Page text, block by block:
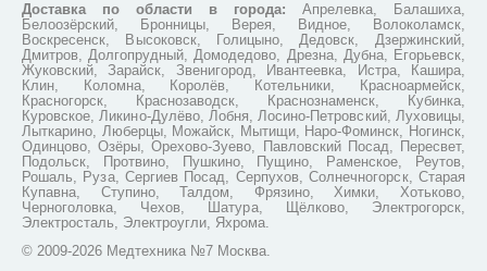
Доставка по области в города: Апрелевка, Балашиха,
Белоозёрский, Бронницы, Верея, Видное, Волоколамск,
Воскресенск, Высоковск, Голицыно, Дедовск, Дзержинский,
Дмитров, Долгопрудный, Домодедово, Дрезна, Дубна, Егорьевск,
Жуковский, Зарайск, Звенигород, Ивантеевка, Истра, Кашира,
Клин, Коломна, Королёв, Котельники, Красноармейск,
Красногорск, Краснозаводск, Краснознаменск, Кубинка,
Куровское, Ликино-Дулёво, Лобня, Лосино-Петровский, Луховицы,
Лыткарино, Люберцы, Можайск, Мытищи, Наро-Фоминск, Ногинск,
Одинцово, Озёры, Орехово-Зуево, Павловский Посад, Пересвет,
Подольск, Протвино, Пушкино, Пущино, Раменское, Реутов,
Рошаль, Руза, Сергиев Посад, Серпухов, Солнечногорск, Старая
Купавна, Ступино, Талдом, Фрязино, Химки, Хотьково,
Черноголовка, Чехов, Шатура, Щёлково, Электрогорск,
Электросталь, Электроугли, Яхрома.
© 2009-2026 Медтехника №7 Москва.